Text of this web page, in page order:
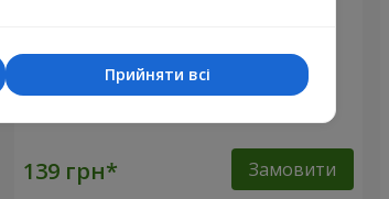
Замовити
Прийняти всі